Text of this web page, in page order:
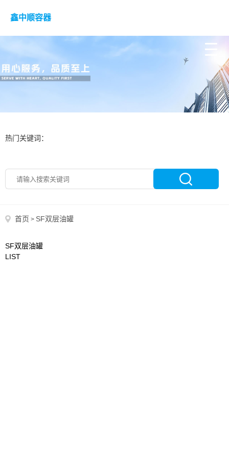
鑫中顺容器
热门关键词：
首页 > SF双层油罐
SF双层油罐
LIST